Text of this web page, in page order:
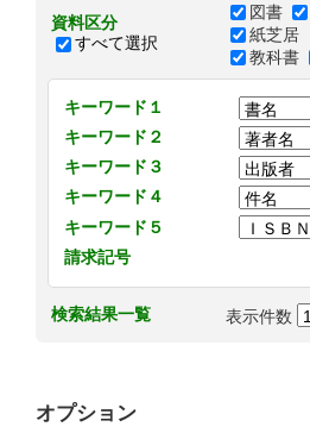
資料区分
すべて選択
図書
紙芝居
教科書
キーワード１
キーワード２
キーワード３
キーワード４
キーワード５
請求記号
検索結果一覧 表示件数
オプション